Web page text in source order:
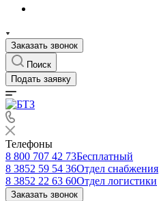
Заказать звонок
Поиск
Подать заявку
Телефоны
8 800 707 42 73Бесплатный
8 3852 59 54 36Отдел снабжения
8 3852 22 63 60Отдел логистики
Заказать звонок